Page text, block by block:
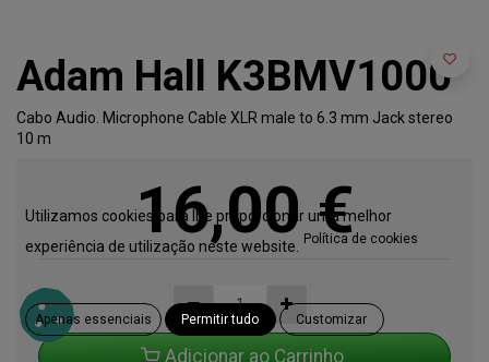
Adam Hall K3BMV1000
Cabo Audio. Microphone Cable XLR male to 6.3 mm Jack stereo
10 m
16,00€
Adicionar ao Carrinho
Utilizamos cookies para lhe proporcionar uma melhor
experiência de utilização neste website.
Política de cookies
Apenas essenciais Permitir tudo Customizar